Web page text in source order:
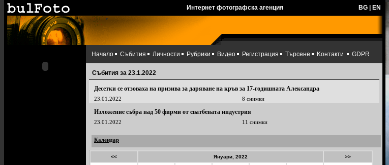
Интернет фотографска агенция BG EN
Начало Събития Личности Рубрики Видео Регистрация Търсене Kонтакти GDPR
Събития за 23.1.2022
Десетки се oтзоваха на призива за даряване на кръв за 17-годишната Александра
23.01.2022 8 снимки
Изложение събра над 50 фирми от сватбената индустрия
23.01.2022 11 снимки
Календар
<< Януари, 2022 >>